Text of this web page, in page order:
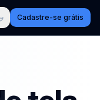
Cadastre-se grátis